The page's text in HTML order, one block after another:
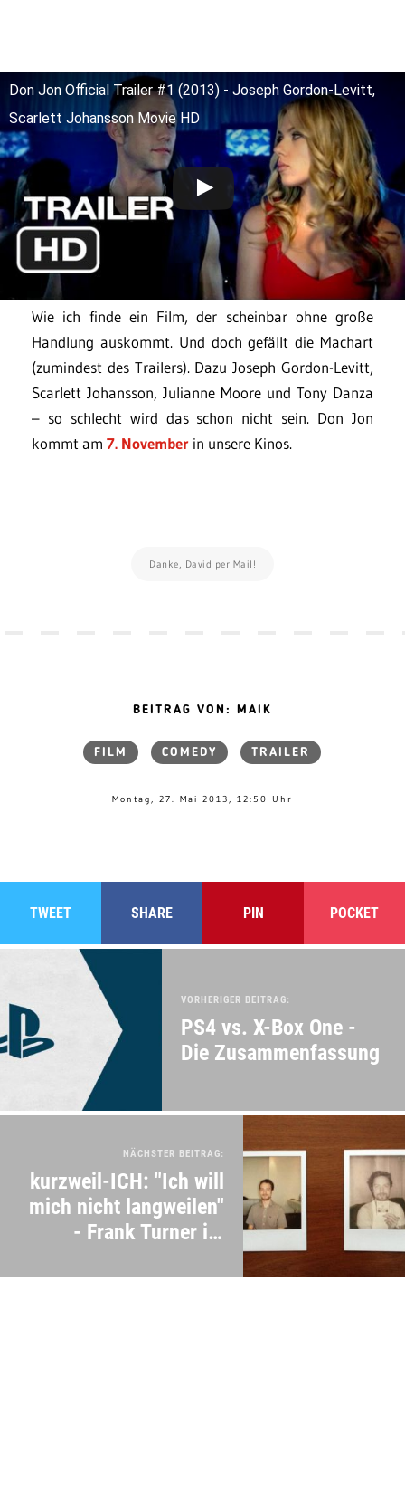
Don Jon Official Trailer #1 (2013) - Joseph Gordon-Levitt,
Scarlett Johansson Movie HD
Wie ich finde ein Film, der scheinbar ohne große
Handlung auskommt. Und doch gefällt die Machart
(zumindest des Trailers). Dazu Joseph Gordon-Levitt,
Scarlett Johansson, Julianne Moore und Tony Danza
– so schlecht wird das schon nicht sein. Don Jon
kommt am 7. November in unsere Kinos.
Danke, David per Mail!
BEITRAG VON: MAIK
FILM COMEDY TRAILER
Montag, 27. Mai 2013, 12:50 Uhr
TWEET SHARE PIN POCKET
VORHERIGER BEITRAG:
PS4 vs. X-Box One -
Die Zusammenfassung
NÄCHSTER BEITRAG:
kurzweil-ICH: "Ich will
mich nicht langweilen"
- Frank Turner im